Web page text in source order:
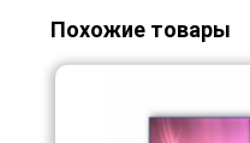
Похожие товары